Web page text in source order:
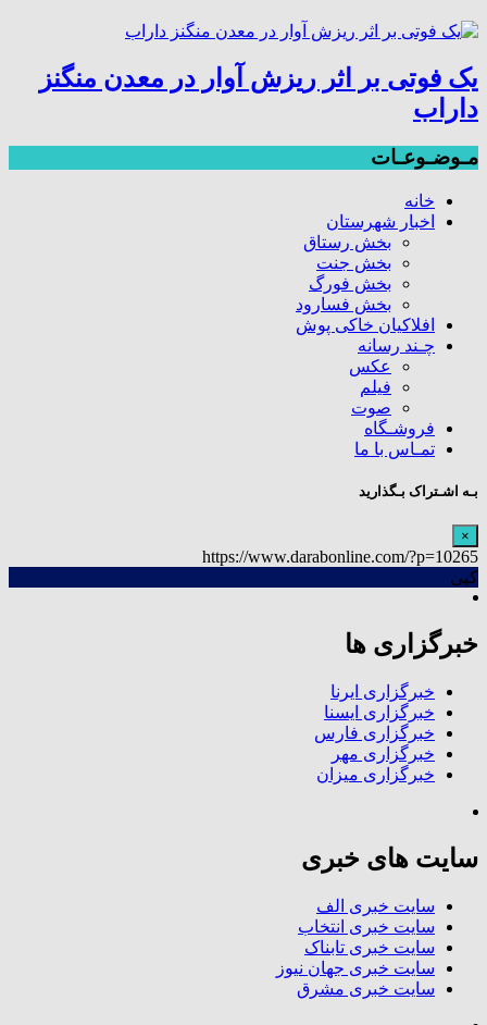
یک فوتی بر اثر ریزش آوار در معدن منگنز
داراب
مـوضـوعـات
خانه
اخبار شهرستان
بخش رستاق
بخش جنت
بخش فورگ
بخش فسارود
افلاکیان خاکی پوش
چـند رسانه
عکس
فیلم
صوت
فروشـگاه
تمـاس با ما
بـه اشـتراک بـگذارید
×
https://www.darabonline.com/?p=10265
کپی
خبرگزاری ها
خبرگزاری ایرنا
خبرگزاری ایسنا
خبرگزاری فارس
خبرگزاری مهر
خبرگزاری میزان
سایت های خبری
سایت خبری الف
سایت خبری انتخاب
سایت خبری تابناک
سایت خبری جهان نیوز
سایت خبری مشرق